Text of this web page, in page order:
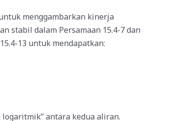
menggambarkan kinerja
stabil dalam Persamaan 15.4-7 dan
13 untuk mendapatkan:
antara kedua aliran.